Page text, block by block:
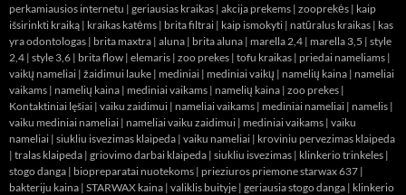
perkamiausios internetu | geriausias kraikas | akcija prekems | zooprekės | kaip
išsirinkti kraiką | kraikas katėms | brita filtrai | kaip ismokyti | natūralus kraikas | kas
yra odontologas | brita maxtra | aluna | brita aluna | marella 2,4 | marella 3,5 | style
2,4 | style 3,6 | brita flow | elemaris | zoo prekes | tofu kraikas | priedai nameliams |
vaikų nameliai | žaidimui lauke | mediniai | mediniai vaikų | namelių kaina | nameliai
vaikams | namelių kaina | mediniai vaikams | namelių kaina | zoo prekes |
Kontaktiniai lęšiai | vaiku zaidimui | nameliai vaikams | mediniai nameliai | namelis |
vaiku mediniai nameliai | nameliai vaiku zaidimui | mediniai vaikams | vaiku
nameliai | siukliu isvezimas klaipeda | vaiku nameliai | kroviniu pervezimas klaipeda
| tralas klaipeda | griovimo darbai klaipeda | siukliu isvezimas | klinkerio trinkeles |
stogo danga | biopreparatai nuotekoms | prieziuros priemone starwax 637 |
bakteriju kaina | STARWAX kaina | valiklis buityje | geriausia stogo danga | klinkerio